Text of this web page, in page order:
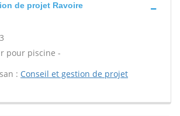
de projet Ravoire
pour piscine -
: Conseil et gestion de projet